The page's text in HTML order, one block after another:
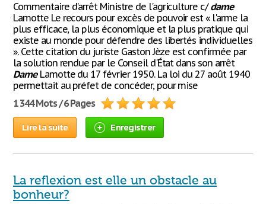
Commentaire d'arrêt Ministre de l'agriculture c/dame
Lamotte Le recours pour excès de pouvoir est « l'arme la
plus efficace, la plus économique et la plus pratique qui
existe au monde pour défendre des libertés individuelles
». Cette citation du juriste Gaston Jèze est confirmée par
la solution rendue par le Conseil d'État dans son arrêt
DameLamotte du 17 février 1950. La loi du 27 août 1940
permettait au préfet de concéder, pour mise
1 344 Mots / 6 Pages
Lire la suite Enregistrer
La reflexion est elle un obstacle au
bonheur?